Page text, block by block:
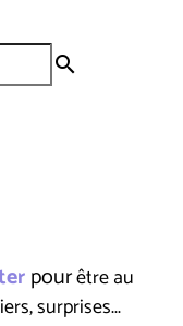
search
pourêtre au
surprises...